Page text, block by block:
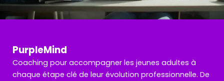
PurpleMind
Coaching pour accompagner les jeunes adultes à
chaque étape clé de leur évolution professionnelle. De